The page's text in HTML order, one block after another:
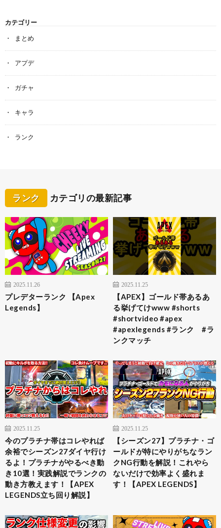
カテゴリー
まとめ
アプデ
ガチャ
キャラ
ランク
ランク カテゴリの最新記事
2025.11.26
プレデターランク 【Apex
Legends】
2025.11.25
【APEX】ゴールド帯あるあ
る挙げてけwww #shorts
#shortvideo #apex
#apexlegends #ランク #ラ
ンクマッチ
2025.11.25
今のプラチナ帯はコレやれば
余裕でシーズン27ダイヤ行け
るよ！プラチナがやるべき動
き10選！実践解説でランクの
動き方教えます！【APEX
LEGENDS立ち回り解説】
2025.11.25
【シーズン27】プラチナ・ゴ
ールドが特にやりがちなラン
クNG行動を解説！これやら
ないだけで効率よく盛れま
す！【APEX LEGENDS】